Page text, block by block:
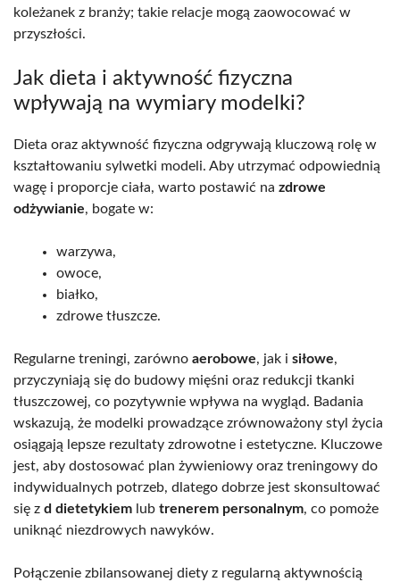
koleżanek z branży; takie relacje mogą zaowocować w
przyszłości.
Jak dieta i aktywność fizyczna
wpływają na wymiary modelki?
Dieta oraz aktywność fizyczna odgrywają kluczową rolę w
kształtowaniu sylwetki modeli. Aby utrzymać odpowiednią
wagę i proporcje ciała, warto postawić na zdrowe
odżywianie, bogate w:
warzywa,
owoce,
białko,
zdrowe tłuszcze.
Regularne treningi, zarówno aerobowe, jak i siłowe,
przyczyniają się do budowy mięśni oraz redukcji tkanki
tłuszczowej, co pozytywnie wpływa na wygląd. Badania
wskazują, że modelki prowadzące zrównoważony styl życia
osiągają lepsze rezultaty zdrowotne i estetyczne. Kluczowe
jest, aby dostosować plan żywieniowy oraz treningowy do
indywidualnych potrzeb, dlatego dobrze jest skonsultować
się z d dietetykiem lub trenerem personalnym, co pomoże
uniknąć niezdrowych nawyków.
Połączenie zbilansowanej diety z regularną aktywnością